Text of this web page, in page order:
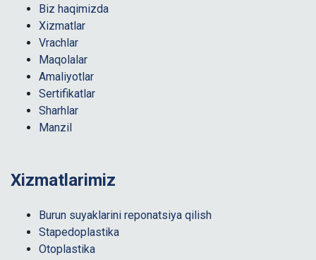
Biz haqimizda
Xizmatlar
Vrachlar
Maqolalar
Amaliyotlar
Sertifikatlar
Sharhlar
Manzil
Xizmatlarimiz
Burun suyaklarini reponatsiya qilish
Stapedoplastika
Otoplastika